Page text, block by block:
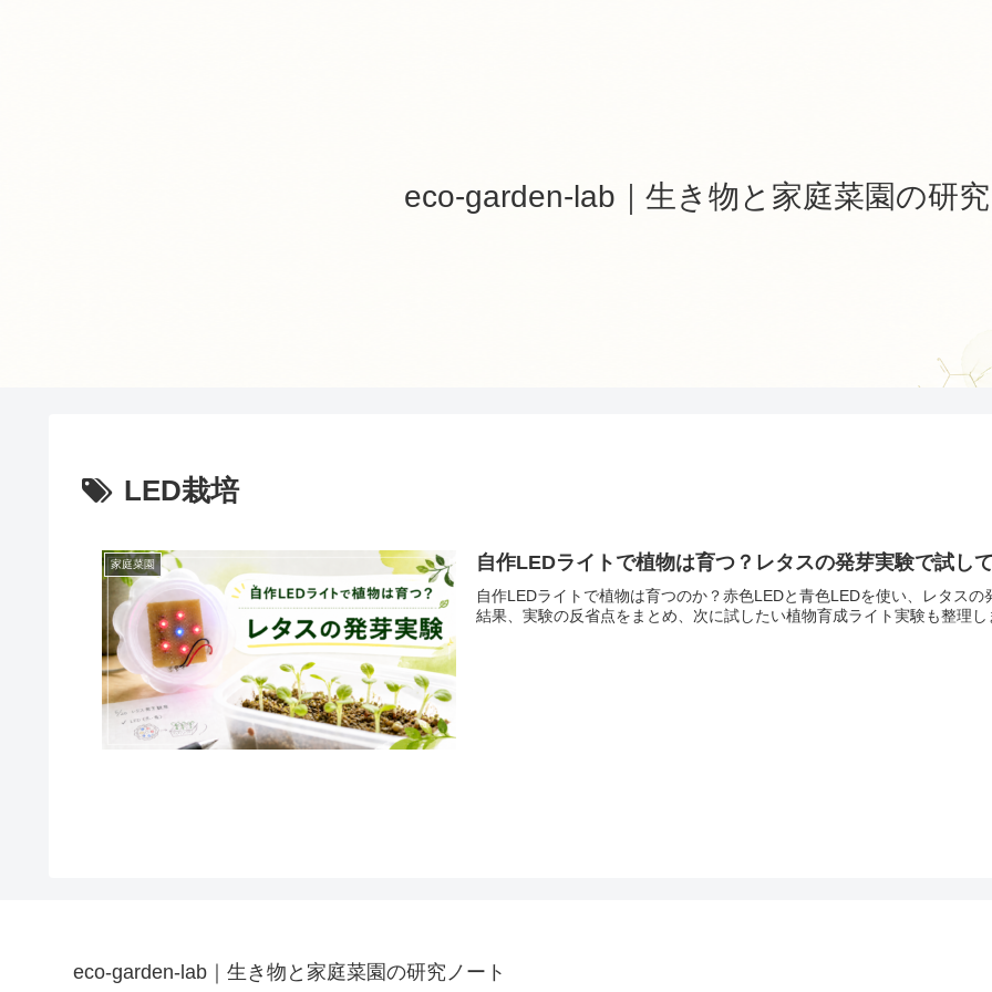
eco-garden-lab｜生き物と家庭菜園の研
LED栽培
家庭菜園 自作LEDライトで植物は育つ？レタスの発芽実験で試し
自作LEDライトで植物は育つのか？赤色LEDと青色LEDを使い、レタス
結果、実験の反省点をまとめ、次に試したい植物育成ライト実験も整理し
eco-garden-lab｜生き物と家庭菜園の研究ノート